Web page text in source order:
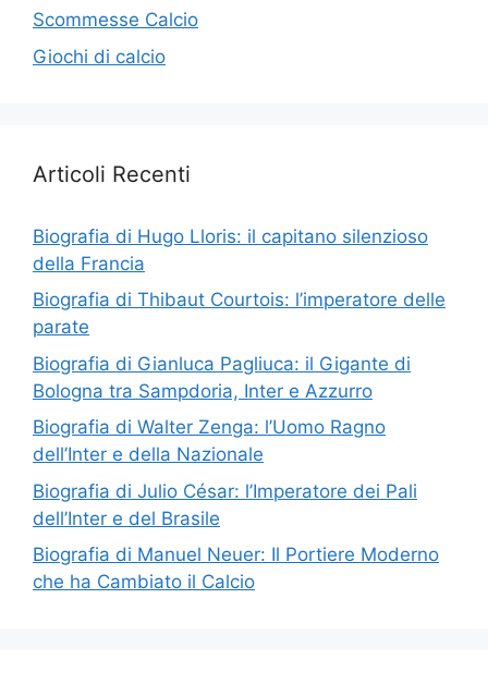
Scommesse Calcio
Giochi di calcio
Articoli Recenti
Biografia di Hugo Lloris: il capitano silenzioso
della Francia
Biografia di Thibaut Courtois: l’imperatore delle
parate
Biografia di Gianluca Pagliuca: il Gigante di
Bologna tra Sampdoria, Inter e Azzurro
Biografia di Walter Zenga: l’Uomo Ragno
dell’Inter e della Nazionale
Biografia di Julio César: l’Imperatore dei Pali
dell’Inter e del Brasile
Biografia di Manuel Neuer: Il Portiere Moderno
che ha Cambiato il Calcio